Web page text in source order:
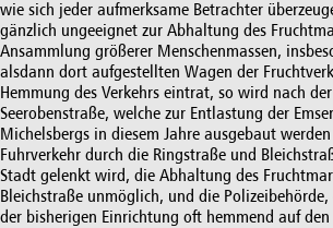
wie sich jeder aufmerksame Betrachter
gänzlich ungeeignet zur Abhaltung des
Ansammlung größerer Menschenmassen,
alsdann dort aufgestellten Wagen der
Hemmung des Verkehrs eintrat, so wird nach
Seerobenstraße, welche zur Entlastung der
Michelsbergs in diesem Jahre ausgebaut
Fuhrverkehr durch die Ringstraße und
Stadt gelenkt wird, die Abhaltung des
Bleichstraße unmöglich, und die
der bisherigen Einrichtung oft hemmend auf